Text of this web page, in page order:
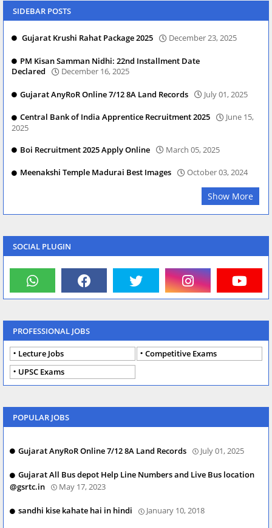
SIDEBAR POSTS
Gujarat Krushi Rahat Package 2025 December 23, 2025
PM Kisan Samman Nidhi: 22nd Installment Date
Declared
December 16, 2025
Gujarat AnyRoR Online 7/12 8A Land Records July 01, 2025
Central Bank of India Apprentice Recruitment 2025
June 15,
2025
Boi Recruitment 2025 Apply Online
March 05, 2025
Meenakshi Temple Madurai Best Images October 03, 2024
Show More
SOCIAL PLUGIN
PROFESSIONAL JOBS
Lecture Jobs
Competitive Exams
UPSC Exams
POPULAR JOBS
Gujarat AnyRoR Online 7/12 8A Land Records July 01, 2025
Gujarat All Bus depot Help Line Numbers and Live Bus location
@gsrtc.in
May 17, 2023
sandhi kise kahate hai in hindi January 10, 2018